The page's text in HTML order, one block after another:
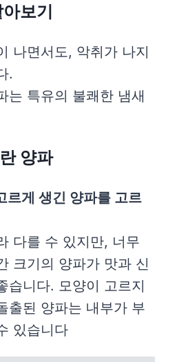
보기
나면서도, 악취가 나지
.
는 특유의 불쾌한 냄새
양파
르게 생긴 양파를 고르
다를 수 있지만, 너무
크기의 양파가 맛과 신
습니다. 모양이 고르지
출된 양파는 내부가 부
있습니다